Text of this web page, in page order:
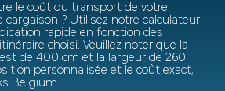
le coût du transport de votre
cargaison ? Utilisez notre calculateur
rapide en fonction des
choisi. Veuillez noter que la
de 400 cm et la largeur de 260
personnalisée et le coût exact,
Belgium.